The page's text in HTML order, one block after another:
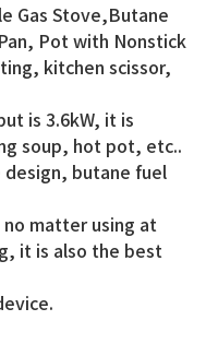
Gas Stove,Butane
Pot with Nonstick
kitchen scissor,
is 3.6kW, it is
soup, hot pot, etc..
butane fuel
matter using at
it is also the best